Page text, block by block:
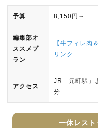
予算 8,150円～
編集部オ
ススメプ
ラン
【牛フィレ肉
リンク
アクセス
JR「元町駅」
分
一休レスト